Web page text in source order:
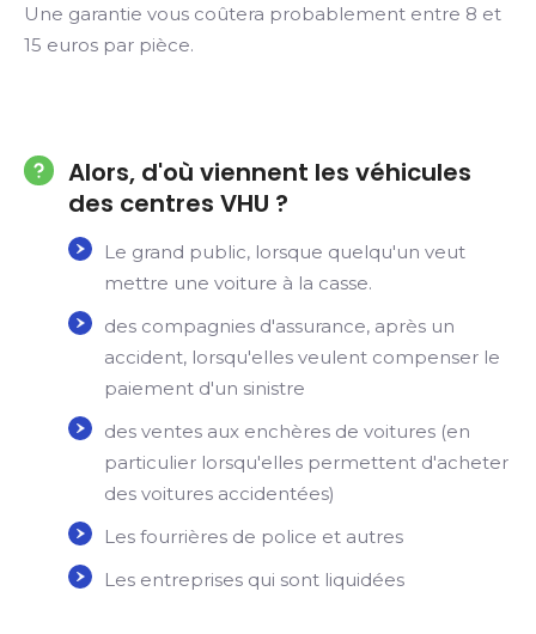
Une garantie vous coûtera probablement entre 8 et
15 euros par pièce.
Alors, d'où viennent les véhicules
des centres VHU ?
Le grand public, lorsque quelqu'un veut
mettre une voiture à la casse.
des compagnies d'assurance, après un
accident, lorsqu'elles veulent compenser le
paiement d'un sinistre
des ventes aux enchères de voitures (en
particulier lorsqu'elles permettent d'acheter
des voitures accidentées)
Les fourrières de police et autres
Les entreprises qui sont liquidées